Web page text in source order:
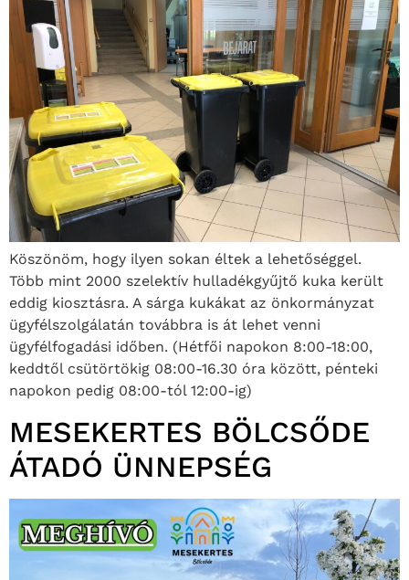
Köszönöm, hogy ilyen sokan éltek a lehetőséggel.
Több mint 2000 szelektív hulladékgyűjtő kuka került
eddig kiosztásra. A sárga kukákat az önkormányzat
ügyfélszolgálatán továbbra is át lehet venni
ügyfélfogadási időben. (Hétfői napokon 8:00-18:00,
keddtől csütörtökig 08:00-16.30 óra között, pénteki
napokon pedig 08:00-tól 12:00-ig)
MESEKERTES BÖLCSŐDE
ÁTADÓ ÜNNEPSÉG